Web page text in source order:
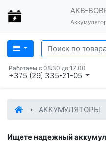
AKB-
Работаем с 08:30 до 17:00
+375 (29) 335-21-05
АККУМУЛЯТОРЫ
Ищете надежный